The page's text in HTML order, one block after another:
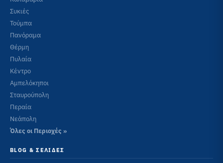
Συκιές
Τούμπα
Πανόραμα
Θέρμη
Πυλαία
Κέντρο
Αμπελόκηποι
Σταυρούπολη
Περαία
Νεάπολη
Όλες οι Περιοχές »
BLOG & ΣΕΛΊΔΕΣ